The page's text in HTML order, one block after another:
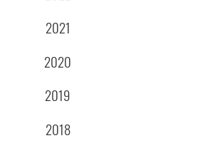
2021
2020
2019
2018